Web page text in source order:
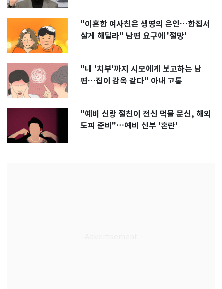
"이혼한 여사친은 생명의 은인…한집서
살게 해달라" 남편 요구에 '절망'
"내 '치부'까지 시모에게 보고하는 남
편…집이 감옥 같다" 아내 고통
"예비 신랑 절친이 전신 먹물 문신, 해외
도피 준비"…예비 신부 '혼란'